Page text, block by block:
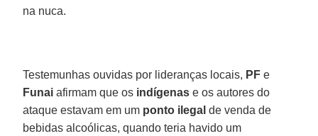
na nuca.
Testemunhas ouvidas por lideranças locais, PF e
Funai afirmam que os indígenas e os autores do
ataque estavam em um ponto ilegal de venda de
bebidas alcoólicas, quando teria havido um